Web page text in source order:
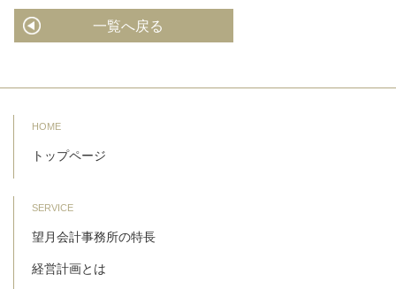
一覧へ戻る
HOME
トップページ
SERVICE
望月会計事務所の特長
経営計画とは